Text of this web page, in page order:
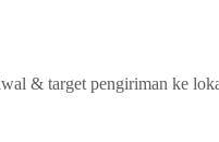
& target pengiriman ke